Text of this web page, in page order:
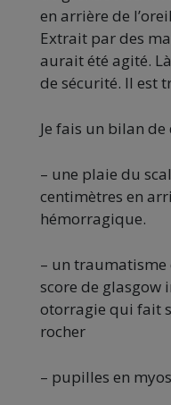
en arrière de
Extrait par des
aurait été agité.
de sécurité. Il est
Je fais un bilan
– une plaie du
centimètres en
hémorragique.
– un traumatisme
score de glasgow
otorragie qui fait
rocher
– pupilles en